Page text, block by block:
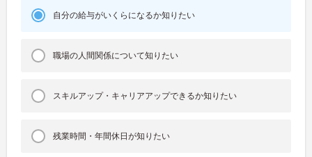
自分の給与がいくらになるか知りたい
職場の人間関係について知りたい
スキルアップ・キャリアアップできるか知りたい
残業時間・年間休日が知りたい